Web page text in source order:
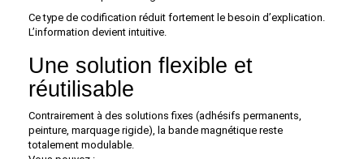
Ce type de codification réduit fortement le besoin d’explication.
L’information devient intuitive.
Une solution flexible et
réutilisable
Contrairement à des solutions fixes (adhésifs permanents,
peinture, marquage rigide), la bande magnétique reste
totalement modulable.